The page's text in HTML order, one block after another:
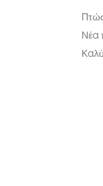
Νέα